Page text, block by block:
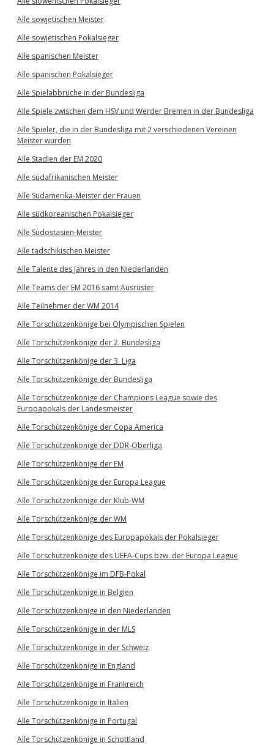
Alle sowjetischen Meister
Alle sowjetischen Pokalsieger
Alle spanischen Meister
Alle spanischen Pokalsieger
Alle Spielabbrüche in der Bundesliga
Alle Spiele zwischen dem HSV und Werder Bremen in der Bundesliga
Alle Spieler, die in der Bundesliga mit 2 verschiedenen Vereinen
Meister wurden
Alle Stadien der EM 2020
Alle südafrikanischen Meister
Alle Südamerika-Meister der Frauen
Alle südkoreanischen Pokalsieger
Alle Südostasien-Meister
Alle tadschikischen Meister
Alle Talente des Jahres in den Niederlanden
Alle Teams der EM 2016 samt Ausrüster
Alle Teilnehmer der WM 2014
Alle Torschützenkönige bei Olympischen Spielen
Alle Torschützenkönige der 2. Bundesliga
Alle Torschützenkönige der 3. Liga
Alle Torschützenkönige der Bundesliga
Alle Torschützenkönige der Champions League sowie des
Europapokals der Landesmeister
Alle Torschützenkönige der Copa America
Alle Torschützenkönige der DDR-Oberliga
Alle Torschützenkönige der EM
Alle Torschützenkönige der Europa League
Alle Torschützenkönige der Klub-WM
Alle Torschützenkönige der WM
Alle Torschützenkönige des Europapokals der Pokalsieger
Alle Torschützenkönige des UEFA-Cups bzw. der Europa League
Alle Torschützenkönige im DFB-Pokal
Alle Torschützenkönige in Belgien
Alle Torschützenkönige in den Niederlanden
Alle Torschützenkönige in der MLS
Alle Torschützenkönige in der Schweiz
Alle Torschützenkönige in England
Alle Torschützenkönige in Frankreich
Alle Torschützenkönige in Italien
Alle Torschützenkönige in Portugal
Alle Torschützenkönige in Schottland